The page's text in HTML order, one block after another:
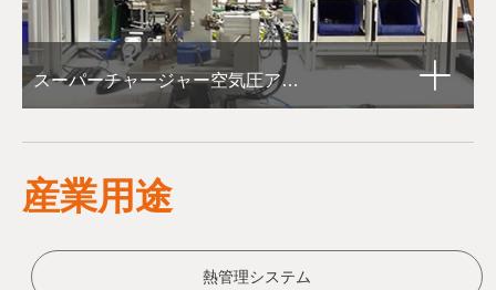
スーパーチャージャー空気圧アクチュエーター再検査装置を調整します
産業用途
熱管理システム